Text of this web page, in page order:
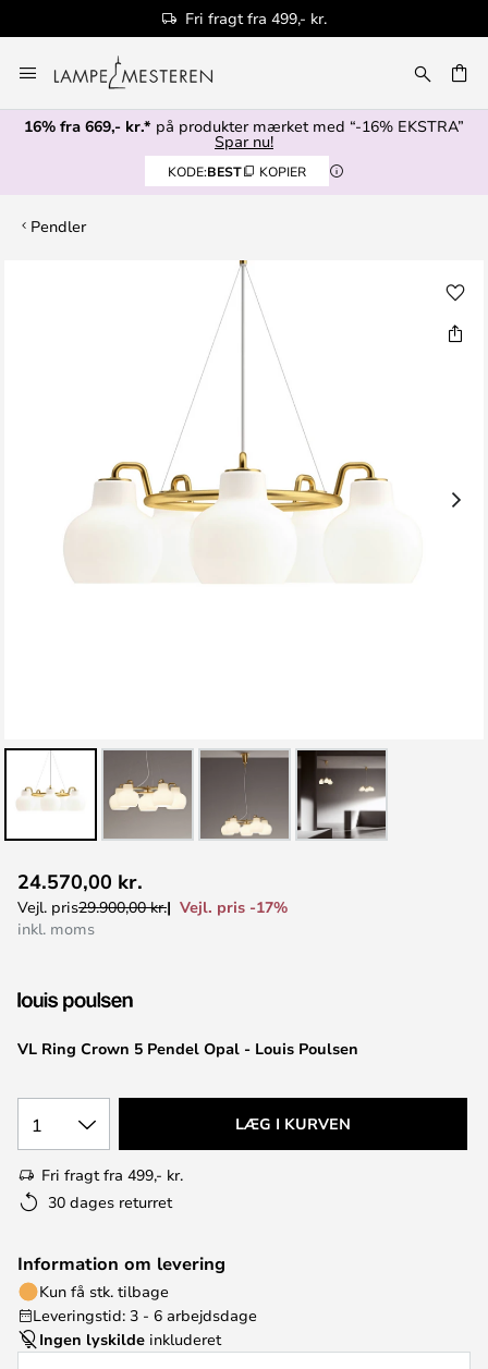
Fri fragt fra 499,- kr.
to
Content
16% fra 669,- kr.* på produkter mærket med “-16% EKSTRA”
Spar nu!
KODE:BEST KOPIER
Pendler
til
starten
VL Ring Crown 5 Pendel Opal - Louis Poulsen
24.570,00 kr.
Vejl. pris29.900,00 kr.
Vejl. pris -17%
inkl. moms
1 LÆG I KURVEN
Fri fragt fra 499,- kr.
30 dages returret
Information om levering
Kun få stk. tilbage
Leveringstid: 3 - 6 arbejdsdage
Ingen lyskilde inkluderet